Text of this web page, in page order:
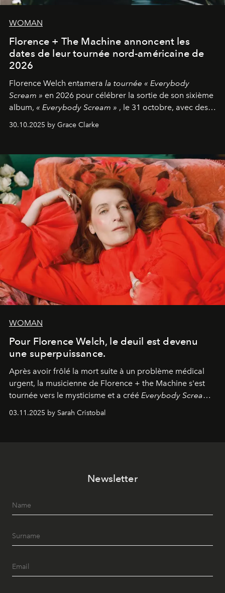
WOMAN
Florence + The Machine annoncent les
dates de leur tournée nord-américaine de
2026
Florence Welch entamera la tournée « Everybody
Scream » en 2026 pour célébrer la sortie de son sixième
album, « Everybody Scream » , le 31 octobre, avec des
dates nord-américaines débutant en avril prochain.
30.10.2025 by Grace Clarke
WOMAN
Pour Florence Welch, le deuil est devenu
une superpuissance.
Après avoir frôlé la mort suite à un problème médical
urgent, la musicienne de Florence + the Machine s'est
tournée vers le mysticisme et a créé Everybody Scream
l'un de ses albums les plus profonds à ce jour.
03.11.2025 by Sarah Cristobal
Newsletter